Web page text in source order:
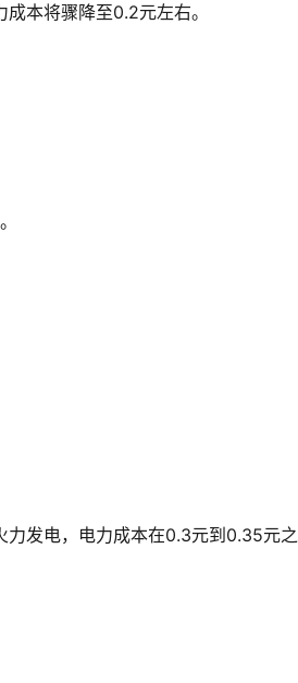
本将骤降至0.2元左右。
力发电，电力成本在0.3元到0.35元之